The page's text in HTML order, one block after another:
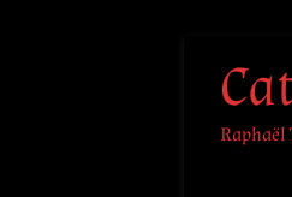
contenu
Raphaël